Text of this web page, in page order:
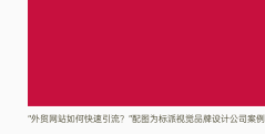
“外贸网站如何快速引流？”配图为标派视觉品牌设计公司案例